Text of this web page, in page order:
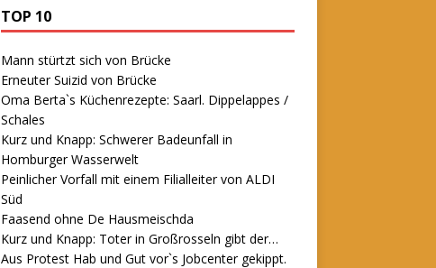
TOP 10
Mann stürtzt sich von Brücke
Erneuter Suizid von Brücke
Oma Berta`s Küchenrezepte: Saarl. Dippelappes /
Schales
Kurz und Knapp: Schwerer Badeunfall in
Homburger Wasserwelt
Peinlicher Vorfall mit einem Filialleiter von ALDI
Süd
Faasend ohne De Hausmeischda
Kurz und Knapp: Toter in Großrosseln gibt der…
Aus Protest Hab und Gut vor`s Jobcenter gekippt.